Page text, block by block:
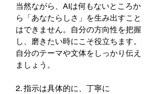
当然ながら、AIは何もないところか
ら「あなたらしさ」を生み出すこと
はできません。自分の方向性を把握
し、磨きたい時にこそ役立ちます。
自分のテーマや文体をしっかり伝え
ましょう。
2. 指示は具体的に、丁寧に